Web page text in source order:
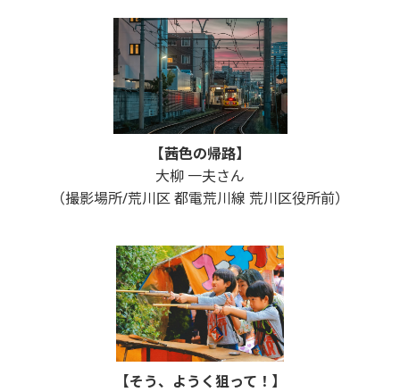
【茜色の帰路】
大柳 一夫さん
（撮影場所/荒川区 都電荒川線 荒川区役所前）
【そう、ようく狙って！】